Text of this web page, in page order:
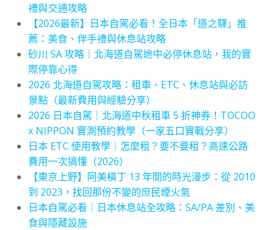
禮與交通攻略
【2026最新】日本自駕必看！全日本「道之驛」推
薦：美食、伴手禮與休息站攻略
砂川 SA 攻略｜北海道自駕途中必停休息站，我的實
際停靠心得
2026 北海道自駕攻略：租車、ETC、休息站與必訪
景點（最新費用與經驗分享）
2026 日本自駕｜北海道中秋租車 5 折神券！TOCOO
x NIPPON 實測預約教學（一家五口實戰分享）
日本 ETC 使用教學｜怎麼租？要不要租？高速公路
費用一次搞懂（2026）
【東京上野】阿美橫丁 13 年間的時光漫步：從 2010
到 2023，找回那份不變的庶民煙火氣
日本自駕必看｜日本休息站全攻略：SA/PA 差別、美
食與隱藏設施